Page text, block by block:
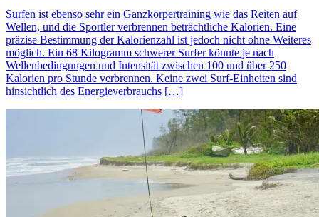
Surfen ist ebenso sehr ein Ganzkörpertraining wie das Reiten auf
Wellen, und die Sportler verbrennen beträchtliche Kalorien. Eine
präzise Bestimmung der Kalorienzahl ist jedoch nicht ohne Weiteres
möglich. Ein 68 Kilogramm schwerer Surfer könnte je nach
Wellenbedingungen und Intensität zwischen 100 und über 250
Kalorien pro Stunde verbrennen. Keine zwei Surf-Einheiten sind
hinsichtlich des Energieverbrauchs […]